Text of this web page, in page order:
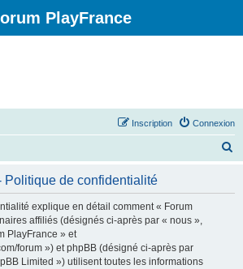
PlayFrance
Connexion
Inscription
Politique de confidentialité
explique en détail comment « Forum
affiliés (désignés ci-après par « nous »,
PlayFrance » et
forum ») et phpBB (désigné ci-après par
Limited ») utilisent toutes les informations